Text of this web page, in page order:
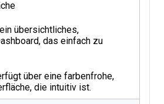
übersichtliches,
das einfach zu
über eine farbenfrohe,
die intuitiv ist.